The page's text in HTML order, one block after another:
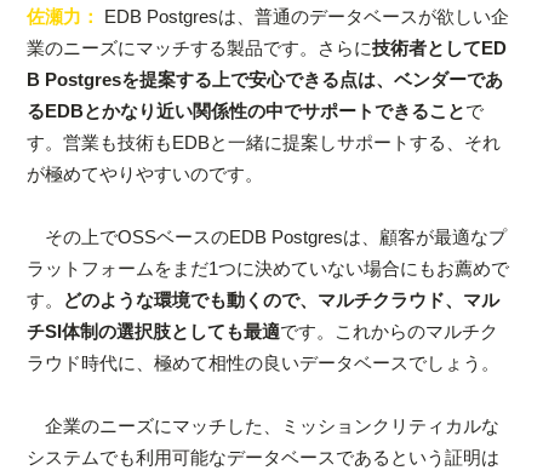
佐瀬力：
EDB Postgresは、普通のデータベースが欲しい企
業のニーズにマッチする製品です。さらに技術者としてED
B Postgresを提案する上で安心できる点は、ベンダーであ
るEDBとかなり近い関係性の中でサポートできることで
す。営業も技術もEDBと一緒に提案しサポートする、それ
が極めてやりやすいのです。
その上でOSSベースのEDB Postgresは、顧客が最適なプ
ラットフォームをまだ1つに決めていない場合にもお薦めで
す。 どのような環境でも動くので、マルチクラウド、マル
チSI体制の選択肢としても最適です。これからのマルチク
ラウド時代に、極めて相性の良いデータベースでしょう。
企業のニーズにマッチした、ミッションクリティカルな
システムでも利用可能なデータベースであるという証明は